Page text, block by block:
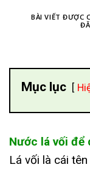
BÀI VIẾT ĐƯỢC
Mục lục
Nước lá vối để
Lá vối là cái